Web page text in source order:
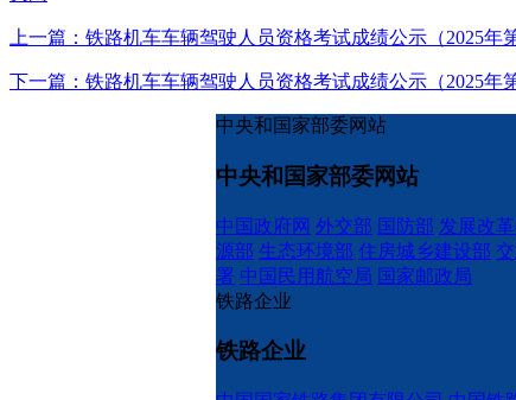
上一篇：铁路机车车辆驾驶人员资格考试成绩公示（2025年
下一篇：铁路机车车辆驾驶人员资格考试成绩公示（2025年第
中央和国家部委网站
中央和国家部委网站
中国政府网 外交部 国防部 发展改
源部 生态环境部 住房城乡建设部
署 中国民用航空局 国家邮政局
铁路企业
铁路企业